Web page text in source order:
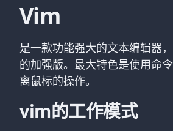
Vim
是一款功能强大的文本编辑器
的加强版。最大特色是使用命
离鼠标的操作。
vim的工作模式